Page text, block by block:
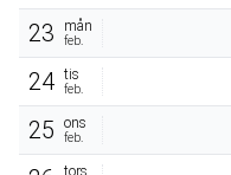
23
mån
feb.
24 tis
feb.
25 ons
feb.
tors